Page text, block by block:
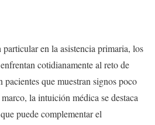
en la asistencia primaria, los
cotidianamente al reto de
pacientes que muestran signos poco
la intuición médica se destaca
puede complementar el